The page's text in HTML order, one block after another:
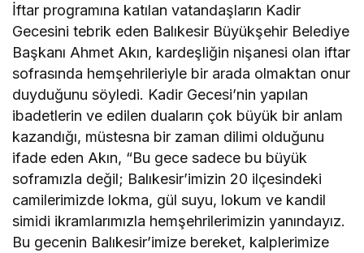
İftar programına katılan vatandaşların Kadir
Gecesini tebrik eden Balıkesir Büyükşehir Belediye
Başkanı Ahmet Akın, kardeşliğin nişanesi olan iftar
sofrasında hemşehrileriyle bir arada olmaktan onur
duyduğunu söyledi. Kadir Gecesi’nin yapılan
ibadetlerin ve edilen duaların çok büyük bir anlam
kazandığı, müstesna bir zaman dilimi olduğunu
ifade eden Akın, “Bu gece sadece bu büyük
soframızla değil; Balıkesir’imizin 20 ilçesindeki
camilerimizde lokma, gül suyu, lokum ve kandil
simidi ikramlarımızla hemşehrilerimizin yanındayız.
Bu gecenin Balıkesir’imize bereket, kalplerimize